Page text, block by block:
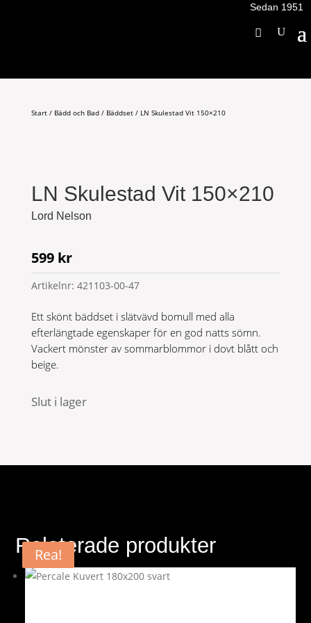
Sedan 1951
Start/ Bädd och Bad/ Bäddset/ LN Skulestad Vit 150×210
LN Skulestad Vit 150×210
Lord Nelson
599 kr
Artikelnr: 421103-00-47
Ett skönt bäddset i slätvävd bomull med alla
efterlängtade egenskaper för en god natts sömn.
Vackert mönster av sommarblommor i dovt blått och
beige.
Slut i lager
Relaterade produkter
Rea!
Rea!